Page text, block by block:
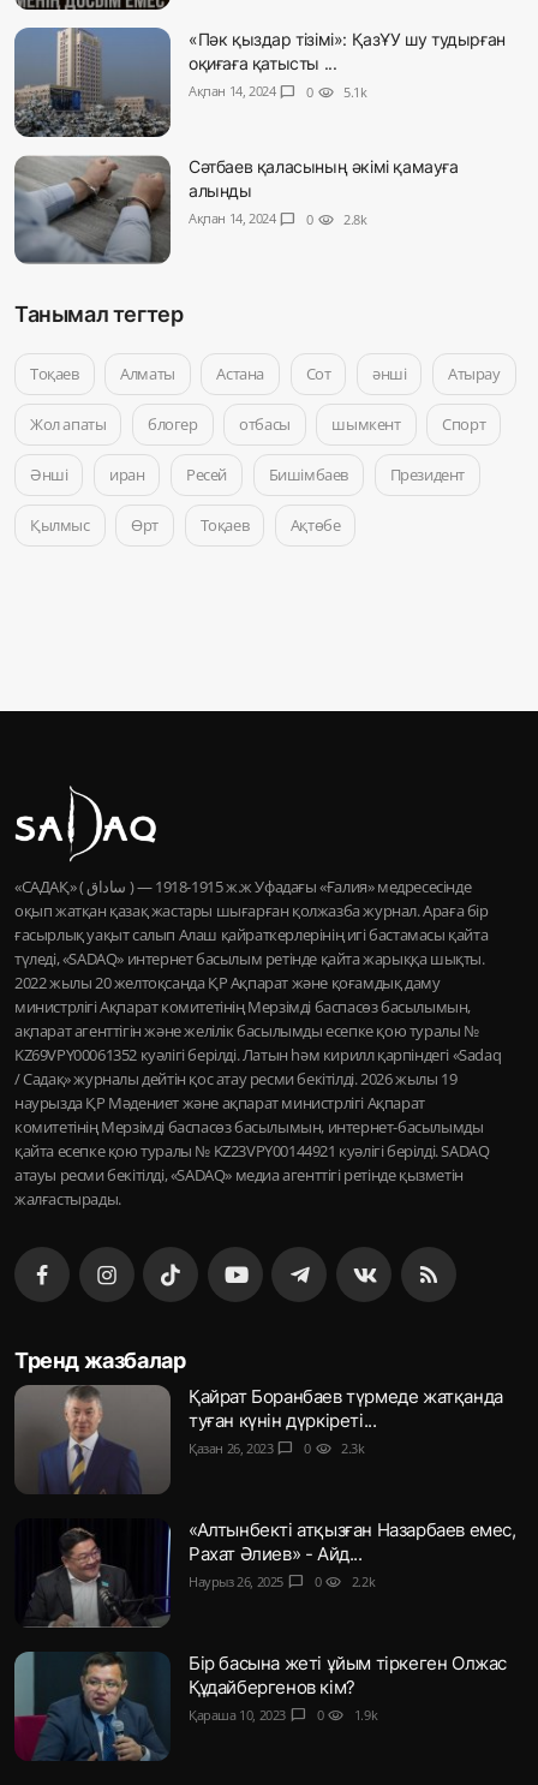
«Пәк қыздар тізімі»: ҚазҰУ шу тудырған
оқиғаға қатысты ...
Ақпан 14, 2024 chat_bubble 0 visibility 5.1k
Сәтбаев қаласының әкімі қамауға
алынды
Ақпан 14, 2024 chat_bubble 0 visibility 2.8k
Танымал тегтер
Тоқаев Алматы Астана Сот әнші Атырау
Жол апаты блогер отбасы шымкент Спорт
Әнші иран Ресей Бишімбаев Президент
Қылмыс Өрт Тоқаев Ақтөбе
«САДАҚ» ( ساداق ) — 1915-1918 ж.ж Уфадағы «Ғалия» медресесінде
оқып жатқан қазақ жастары шығарған қолжазба журнал. Араға бір
ғасырлық уақыт салып Алаш қайраткерлерінің игі бастамасы қайта
түледі, «SADAQ» интернет басылым ретінде қайта жарыққа шықты.
2022 жылы 20 желтоқсанда ҚР Ақпарат және қоғамдық даму
министрлігі Ақпарат комитетінің Мерзімді баспасөз басылымын,
ақпарат агенттігін және желілік басылымды есепке қою туралы №
KZ69VPY00061352 куәлігі берілді. Латын һәм кирилл қарпіндегі «Sadaq
/ Садақ» журналы дейтін қос атау ресми бекітілді. 2026 жылы 19
наурызда ҚР Мәдениет және ақпарат министрлігі Ақпарат
комитетінің Мерзімді баспасөз басылымын, интернет-басылымды
қайта есепке қою туралы № KZ23VPY00144921 куәлігі берілді. SADAQ
атауы ресми бекітілді, «SADAQ» медиа агенттігі ретінде қызметін
жалғастырады.
Тренд жазбалар
Қайрат Боранбаев түрмеде жатқанда
туған күнін дүркіреті...
Қазан 26, 2023 chat_bubble 0 visibility 2.3k
«Алтынбекті атқызған Назарбаев емес,
Рахат Әлиев» - Айд...
Наурыз 26, 2025 chat_bubble 0 visibility 2.2k
Бір басына жеті ұйым тіркеген Олжас
Құдайбергенов кім?
Қараша 10, 2023 chat_bubble 0 visibility 1.9k